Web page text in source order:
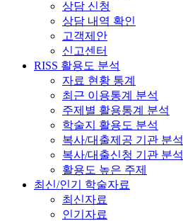
상담 신청
상담 내역 확인
고객제안
신고센터
RISS 활용도 분석
자료 현황 통계
최근 이용통계 분석
주제별 활용통계 분석
학술지 활용도 분석
복사/대출제공 기관 분석
복사/대출신청 기관 분석
활용도 높은 주제
최신/인기 학술자료
최신자료
인기자료